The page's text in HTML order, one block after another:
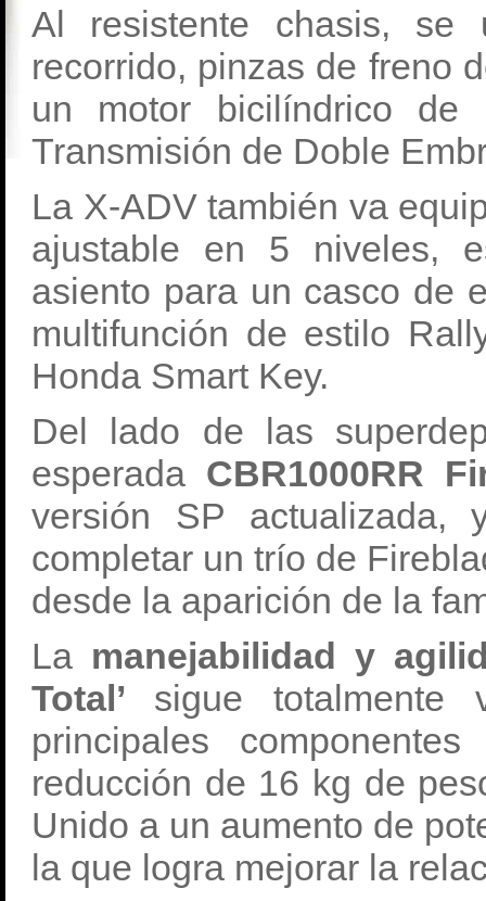
Al resistente chasis, se
recorrido, pinzas de freno
un motor bicilíndrico
Transmisión de Doble
La X-ADV también va
ajustable en 5 niveles,
asiento para un casco de
multifunción de estilo
Honda Smart Key.
Del lado de las
esperada CBR1000RR
versión SP
completar un trío de
desde la aparición de la
La manejabilidad y
Total’ sigue
principales
reducción de 16 kg de
Unido a un aumento de
la que logra mejorar la